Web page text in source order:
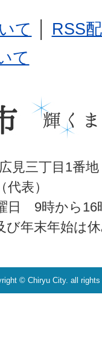
て
RSS
て
見三丁目1番地
表）
日 9時から16
び年末年始は
© Chiryu City. all rights